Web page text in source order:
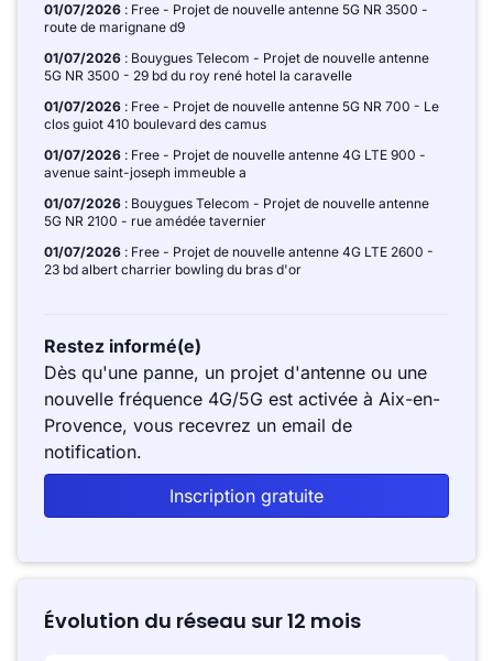
01/07/2026 : Free - Projet de nouvelle antenne 5G NR 3500 -
route de marignane d9
01/07/2026 : Bouygues Telecom - Projet de nouvelle antenne
5G NR 3500 - 29 bd du roy rené hotel la caravelle
01/07/2026 : Free - Projet de nouvelle antenne 5G NR 700 - Le
clos guiot 410 boulevard des camus
01/07/2026 : Free - Projet de nouvelle antenne 4G LTE 900 -
avenue saint-joseph immeuble a
01/07/2026 : Bouygues Telecom - Projet de nouvelle antenne
5G NR 2100 - rue amédée tavernier
01/07/2026 : Free - Projet de nouvelle antenne 4G LTE 2600 -
23 bd albert charrier bowling du bras d'or
Restez informé(e)
Dès qu'une panne, un projet d'antenne ou une
nouvelle fréquence 4G/5G est activée à Aix-en-
Provence, vous recevrez un email de
notification.
Inscription gratuite
Évolution du réseau sur 12 mois